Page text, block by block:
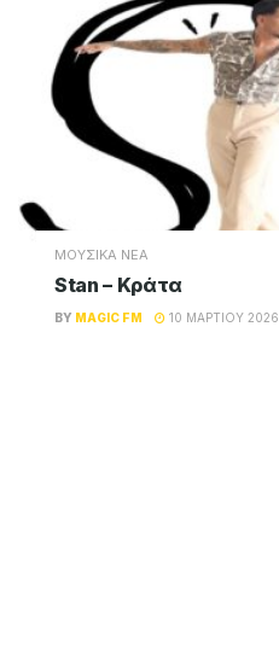
ΜΟΥΣΙΚΑ ΝΕΑ
Stan – Κράτα
BY MAGIC FM 10 ΜΑΡΤΊΟΥ 2026